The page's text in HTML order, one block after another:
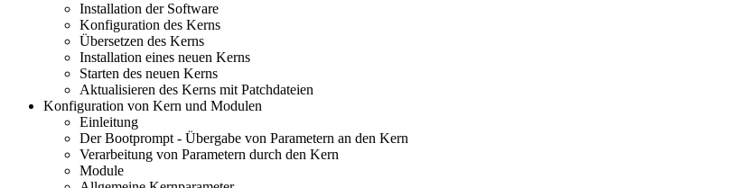
Installation der Software
Konfiguration des Kerns
Übersetzen des Kerns
Installation eines neuen Kerns
Starten des neuen Kerns
Aktualisieren des Kerns mit Patchdateien
Konfiguration von Kern und Modulen
Einleitung
Der Bootprompt - Übergabe von Parametern an den Kern
Verarbeitung von Parametern durch den Kern
Module